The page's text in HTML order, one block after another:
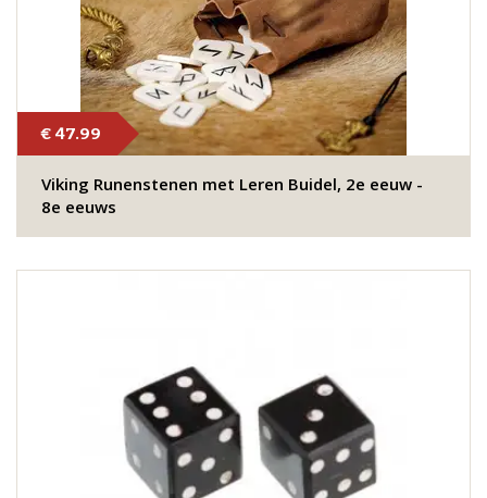
€ 47.99
Viking Runenstenen met Leren Buidel, 2e eeuw -
8e eeuws